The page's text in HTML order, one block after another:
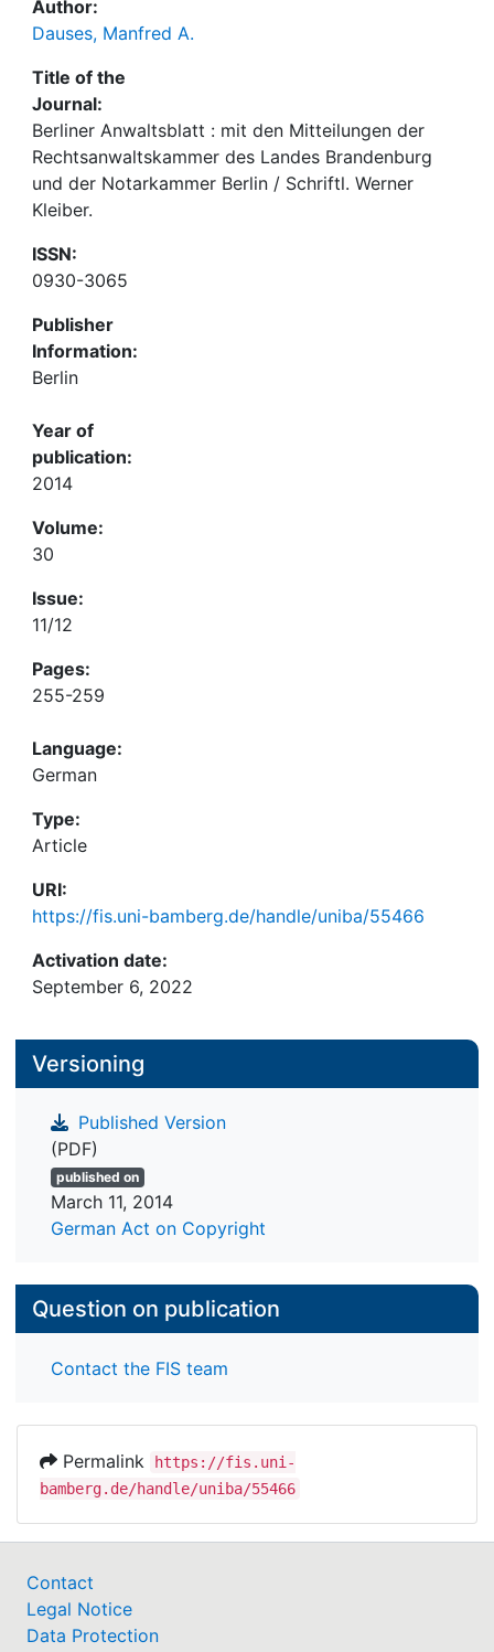
Author:
Dauses, Manfred A.
Title of the
Journal:
Berliner Anwaltsblatt : mit den Mitteilungen der
Rechtsanwaltskammer des Landes Brandenburg
und der Notarkammer Berlin / Schriftl. Werner
Kleiber.
ISSN:
0930-3065
Publisher
Information:
Berlin
Year of
publication:
2014
Volume:
30
Issue:
11/12
Pages:
255-259
Language:
German
Type:
Article
URI:
https://fis.uni-bamberg.de/handle/uniba/55466
Activation date:
September 6, 2022
Versioning
Published Version
(PDF)
published on
March 11, 2014
German Act on Copyright
Question on publication
Contact the FIS team
Permalink
https://fis.uni-
bamberg.de/handle/uniba/55466
Contact
Legal Notice
Data Protection